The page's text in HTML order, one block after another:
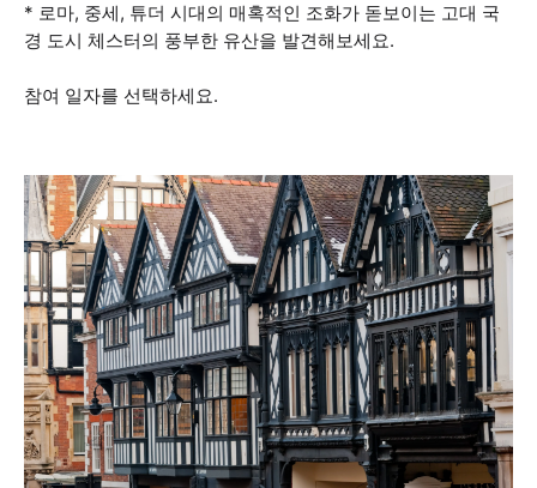
* 로마, 중세, 튜더 시대의 매혹적인 조화가 돋보이는 고대 국
경 도시 체스터의 풍부한 유산을 발견해보세요.
참여 일자를 선택하세요.